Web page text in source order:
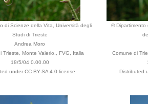
di Scienze della Vita, Università degli
Studi di Trieste
Andrea Moro
Trieste, Monte Valerio., FVG, Italia
18/5/04 0.00.00
under CC BY-SA 4.0 license.
© Dipartimento
Comune di
Distributed